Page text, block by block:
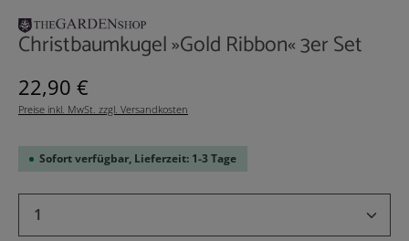
Christbaumkugel »Gold Ribbon« 3er Set
Regulärer Preis:
22,90 €
Preise inkl. MwSt. zzgl. Versandkosten
Sofort verfügbar, Lieferzeit: 1-3 Tage
Produkt Anzahl: Gib den gewünschten